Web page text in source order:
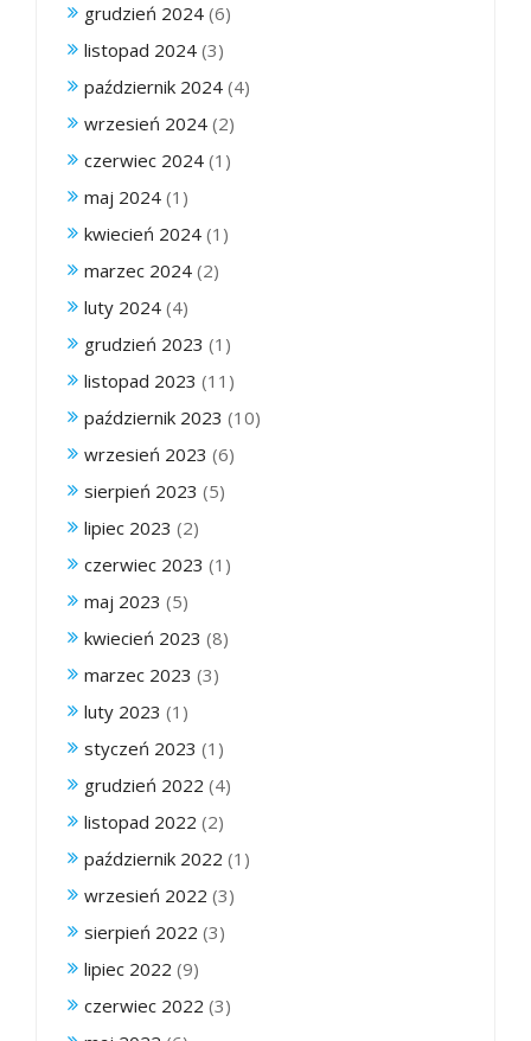
grudzień 2024 (6)
listopad 2024 (3)
październik 2024 (4)
wrzesień 2024 (2)
czerwiec 2024 (1)
maj 2024 (1)
kwiecień 2024 (1)
marzec 2024 (2)
luty 2024 (4)
grudzień 2023 (1)
listopad 2023 (11)
październik 2023 (10)
wrzesień 2023 (6)
sierpień 2023 (5)
lipiec 2023 (2)
czerwiec 2023 (1)
maj 2023 (5)
kwiecień 2023 (8)
marzec 2023 (3)
luty 2023 (1)
styczeń 2023 (1)
grudzień 2022 (4)
listopad 2022 (2)
październik 2022 (1)
wrzesień 2022 (3)
sierpień 2022 (3)
lipiec 2022 (9)
czerwiec 2022 (3)